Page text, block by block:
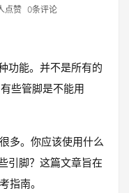
点赞 0条评论
功能。并不是所有的
些管脚是不能用
多。你应该使用什么
引脚？这篇文章旨在
指南。